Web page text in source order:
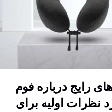
رایج درباره فوم
نظرات اولیه برای